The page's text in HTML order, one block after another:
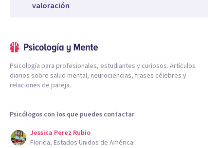
valoración
Psicología para profesionales, estudiantes y curiosos. Artículos
diarios sobre salud mental, neurociencias, frases célebres y
relaciones de pareja.
Psicólogos con los que puedes contactar
Jessica Perez Rubio
Florida, Estados Unidos de América